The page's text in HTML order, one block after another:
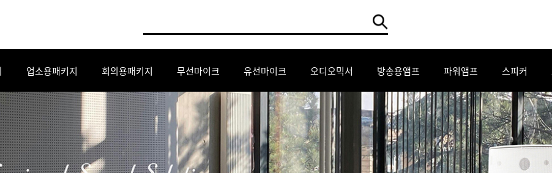
업소용패키지 회의용패키지 무선마이크 유선마이크 오디오믹서 방송용앰프 파워앰프 스피커